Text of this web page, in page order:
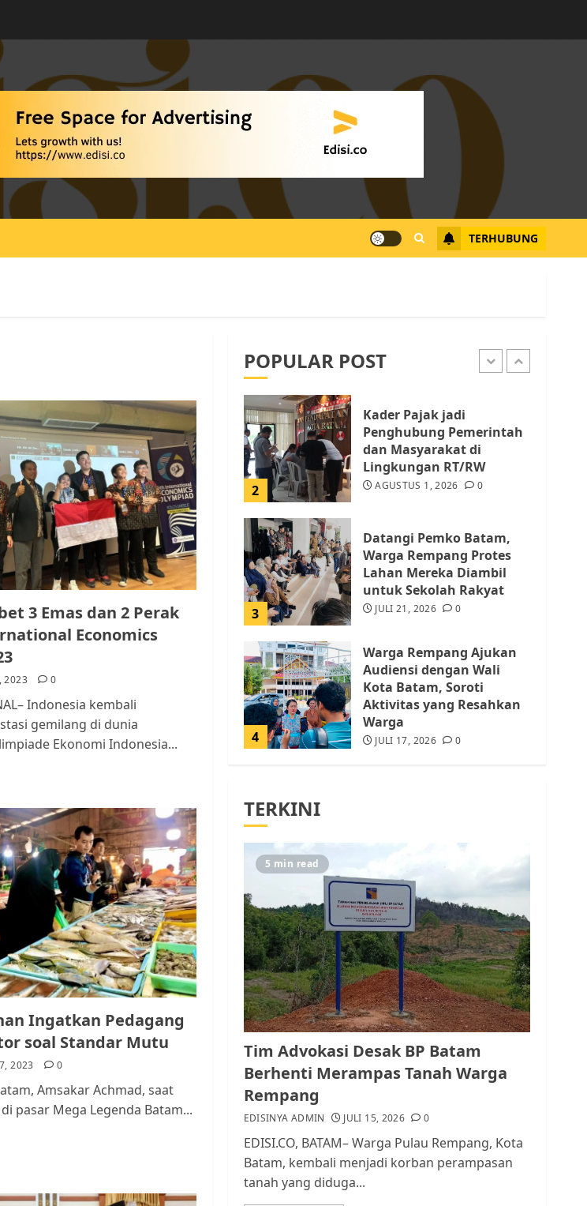
TERHUBUNG
3 Emas dan 2 Perak
Economics
2023 0
Indonesia kembali
gemilang di dunia
Ekonomi Indonesia...
Ingatkan Pedagang
soal Standar Mutu
2023 0
Amsakar Achmad, saat
pasar Mega Legenda Batam...
POPULAR POST
Warga Rempang Ajukan
Kota Batam, Soroti
Aktivitas yang Resahkan
0
Batam Berhenti
Merampas Tanah Warga
Rempang
JULI 15, 2026
1 AGUSTUS 1, 2026
2
Kader Pajak jadi
Penghubung Pemerintah
dan Masyarakat di
Lingkungan RT/RW
AGUSTUS 1, 2026 0
3
Datangi Pemko Batam,
Warga Rempang Protes
Lahan Mereka Diambil
untuk Sekolah Rakyat
JULI 21, 2026 0
4
Warga Rempang Ajukan
Audiensi dengan Wali
Kota Batam, Soroti
Aktivitas yang Resahkan
Warga
JULI 17, 2026 0
5 JULI 15, 2026
1
Pemko Batam Tegaskan
RT dan RW bukan Petugas
Pendataan dan
Pemungutan Pajak
AGUSTUS 1, 2026 0
2
Kader Pajak jadi
Penghubung Pemerintah
dan Masyarakat di
Lingkungan RT/RW
Datangi Pemko Batam,
Warga Rempang Protes
Lahan Mereka Diambil
TERKINI
5 min read
Tim Advokasi Desak BP Batam
Berhenti Merampas Tanah Warga
Rempang
EDISINYA ADMIN JULI 15, 2026 0
EDISI.CO, BATAM– Warga Pulau Rempang, Kota
Batam, kembali menjadi korban perampasan
tanah yang diduga...